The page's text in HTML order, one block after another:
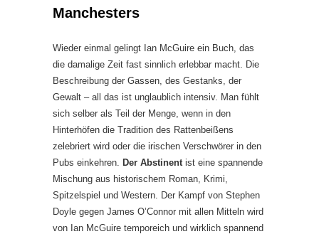
Manchesters
Wieder einmal gelingt Ian McGuire ein Buch, das
die damalige Zeit fast sinnlich erlebbar macht. Die
Beschreibung der Gassen, des Gestanks, der
Gewalt – all das ist unglaublich intensiv. Man fühlt
sich selber als Teil der Menge, wenn in den
Hinterhöfen die Tradition des Rattenbeißens
zelebriert wird oder die irischen Verschwörer in den
Pubs einkehren.
Der Abstinent ist eine spannende
Mischung aus historischem Roman, Krimi,
Spitzelspiel und Western. Der Kampf von Stephen
Doyle gegen James O’Connor mit allen Mitteln wird
von Ian McGuire temporeich und wirklich spannend